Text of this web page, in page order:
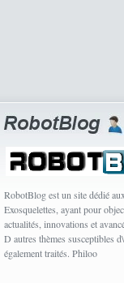
RobotBlog est un site dédié
Exosquelettes, ayant pour
actualités, innovations et
D autres thèmes susceptibles
également traités. Philoo